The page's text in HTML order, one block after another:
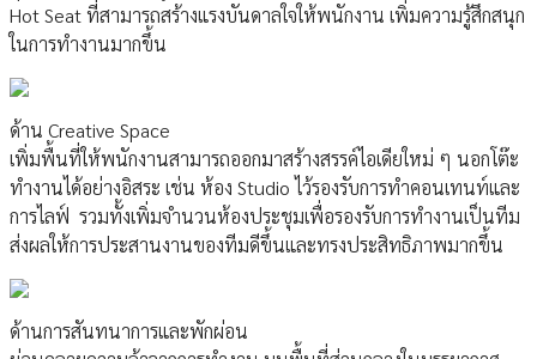
Hot Seat ที่สามารถสร้างแรงบันดาลใจให้พนักงาน เพิ่มความรู้สึกสนุก
ในการทำงานมากขึ้น
ด้าน Creative Space
เพิ่มพื้นที่ให้พนักงานสามารถออกมาสร้างสรรค์ไอเดียใหม่ ๆ นอกโต๊ะ
ทำงานได้อย่างอิสระ เช่น ห้อง Studio ไว้รองรับการทำคอนเทนท์และ
การไลฟ์ รวมทั้งเพิ่มจำนวนห้องประชุมเพื่อรองรับการทำงานเป็นทีม
ส่งผลให้การประสานงานของทีมดีขึ้นและทรงประสิทธิภาพมากขึ้น
ด้านการสันทนาการและพักผ่อน